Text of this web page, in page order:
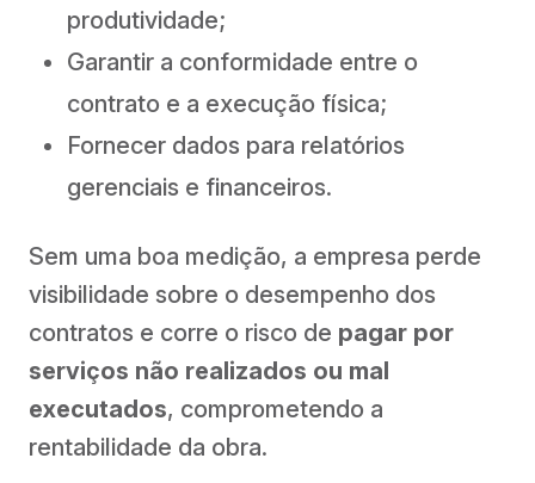
produtividade;
Garantir a conformidade entre o
contrato e a execução física;
Fornecer dados para relatórios
gerenciais e financeiros.
Sem uma boa medição, a empresa perde
visibilidade sobre o desempenho dos
contratos e corre o risco de pagar por
serviços não realizados ou mal
executados, comprometendo a
rentabilidade da obra.